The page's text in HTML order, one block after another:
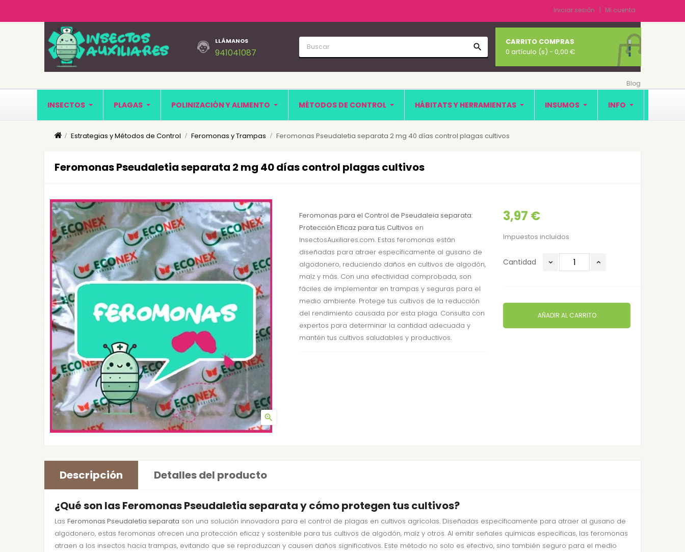
Iniciar sesión Mi cuenta
LLÁMANOS
941041087 search
CARRITO COMPRAS
0 artículo (s) - 0,00 €
Blog
INSECTOS PLAGAS POLINIZACIÓN Y ALIMENTO MÉTODOS DE CONTROL HÁBITATS Y HERRAMIENTAS INSUMOS INFO
Estrategias y Métodos de Control Feromonas y Trampas Feromonas Pseudaletia separata 2 mg 40 días control plagas cultivos
Feromonas Pseudaletia separata 2 mg 40 días control plagas cultivos

3,97 €
Impuestos incluidos
Cantidad
AÑADIR AL CARRITO
Feromonas para el Control de Pseudaleia separata:
Protección Eficaz para tus Cultivos en
InsectosAuxiliares.com. Estas feromonas están
diseñadas para atraer específicamente al gusano de
algodonero, reduciendo daños en cultivos de algodón,
maíz y más. Con una efectividad comprobada, son
fáciles de implementar en trampas y seguras para el
medio ambiente. Protege tus cultivos de la reducción
del rendimiento causada por esta plaga. Consulta con
expertos para determinar la cantidad adecuada y
mantén tus cultivos saludables y productivos.
Descripción Detalles del producto
¿Qué son las Feromonas Pseudaletia separata y cómo protegen tus cultivos?
Las Feromonas Pseudaletia separata son una solución innovadora para el control de plagas en cultivos agrícolas. Diseñadas específicamente para atraer al gusano de
algodonero, estas feromonas ofrecen una protección eficaz y sostenible para tus cultivos de algodón, maíz y otros. Al emitir señales químicas específicas, las feromonas
atraen a los insectos hacia trampas, evitando que se reproduzcan y causen daños significativos. Este método no solo es efectivo, sino también seguro para el medio